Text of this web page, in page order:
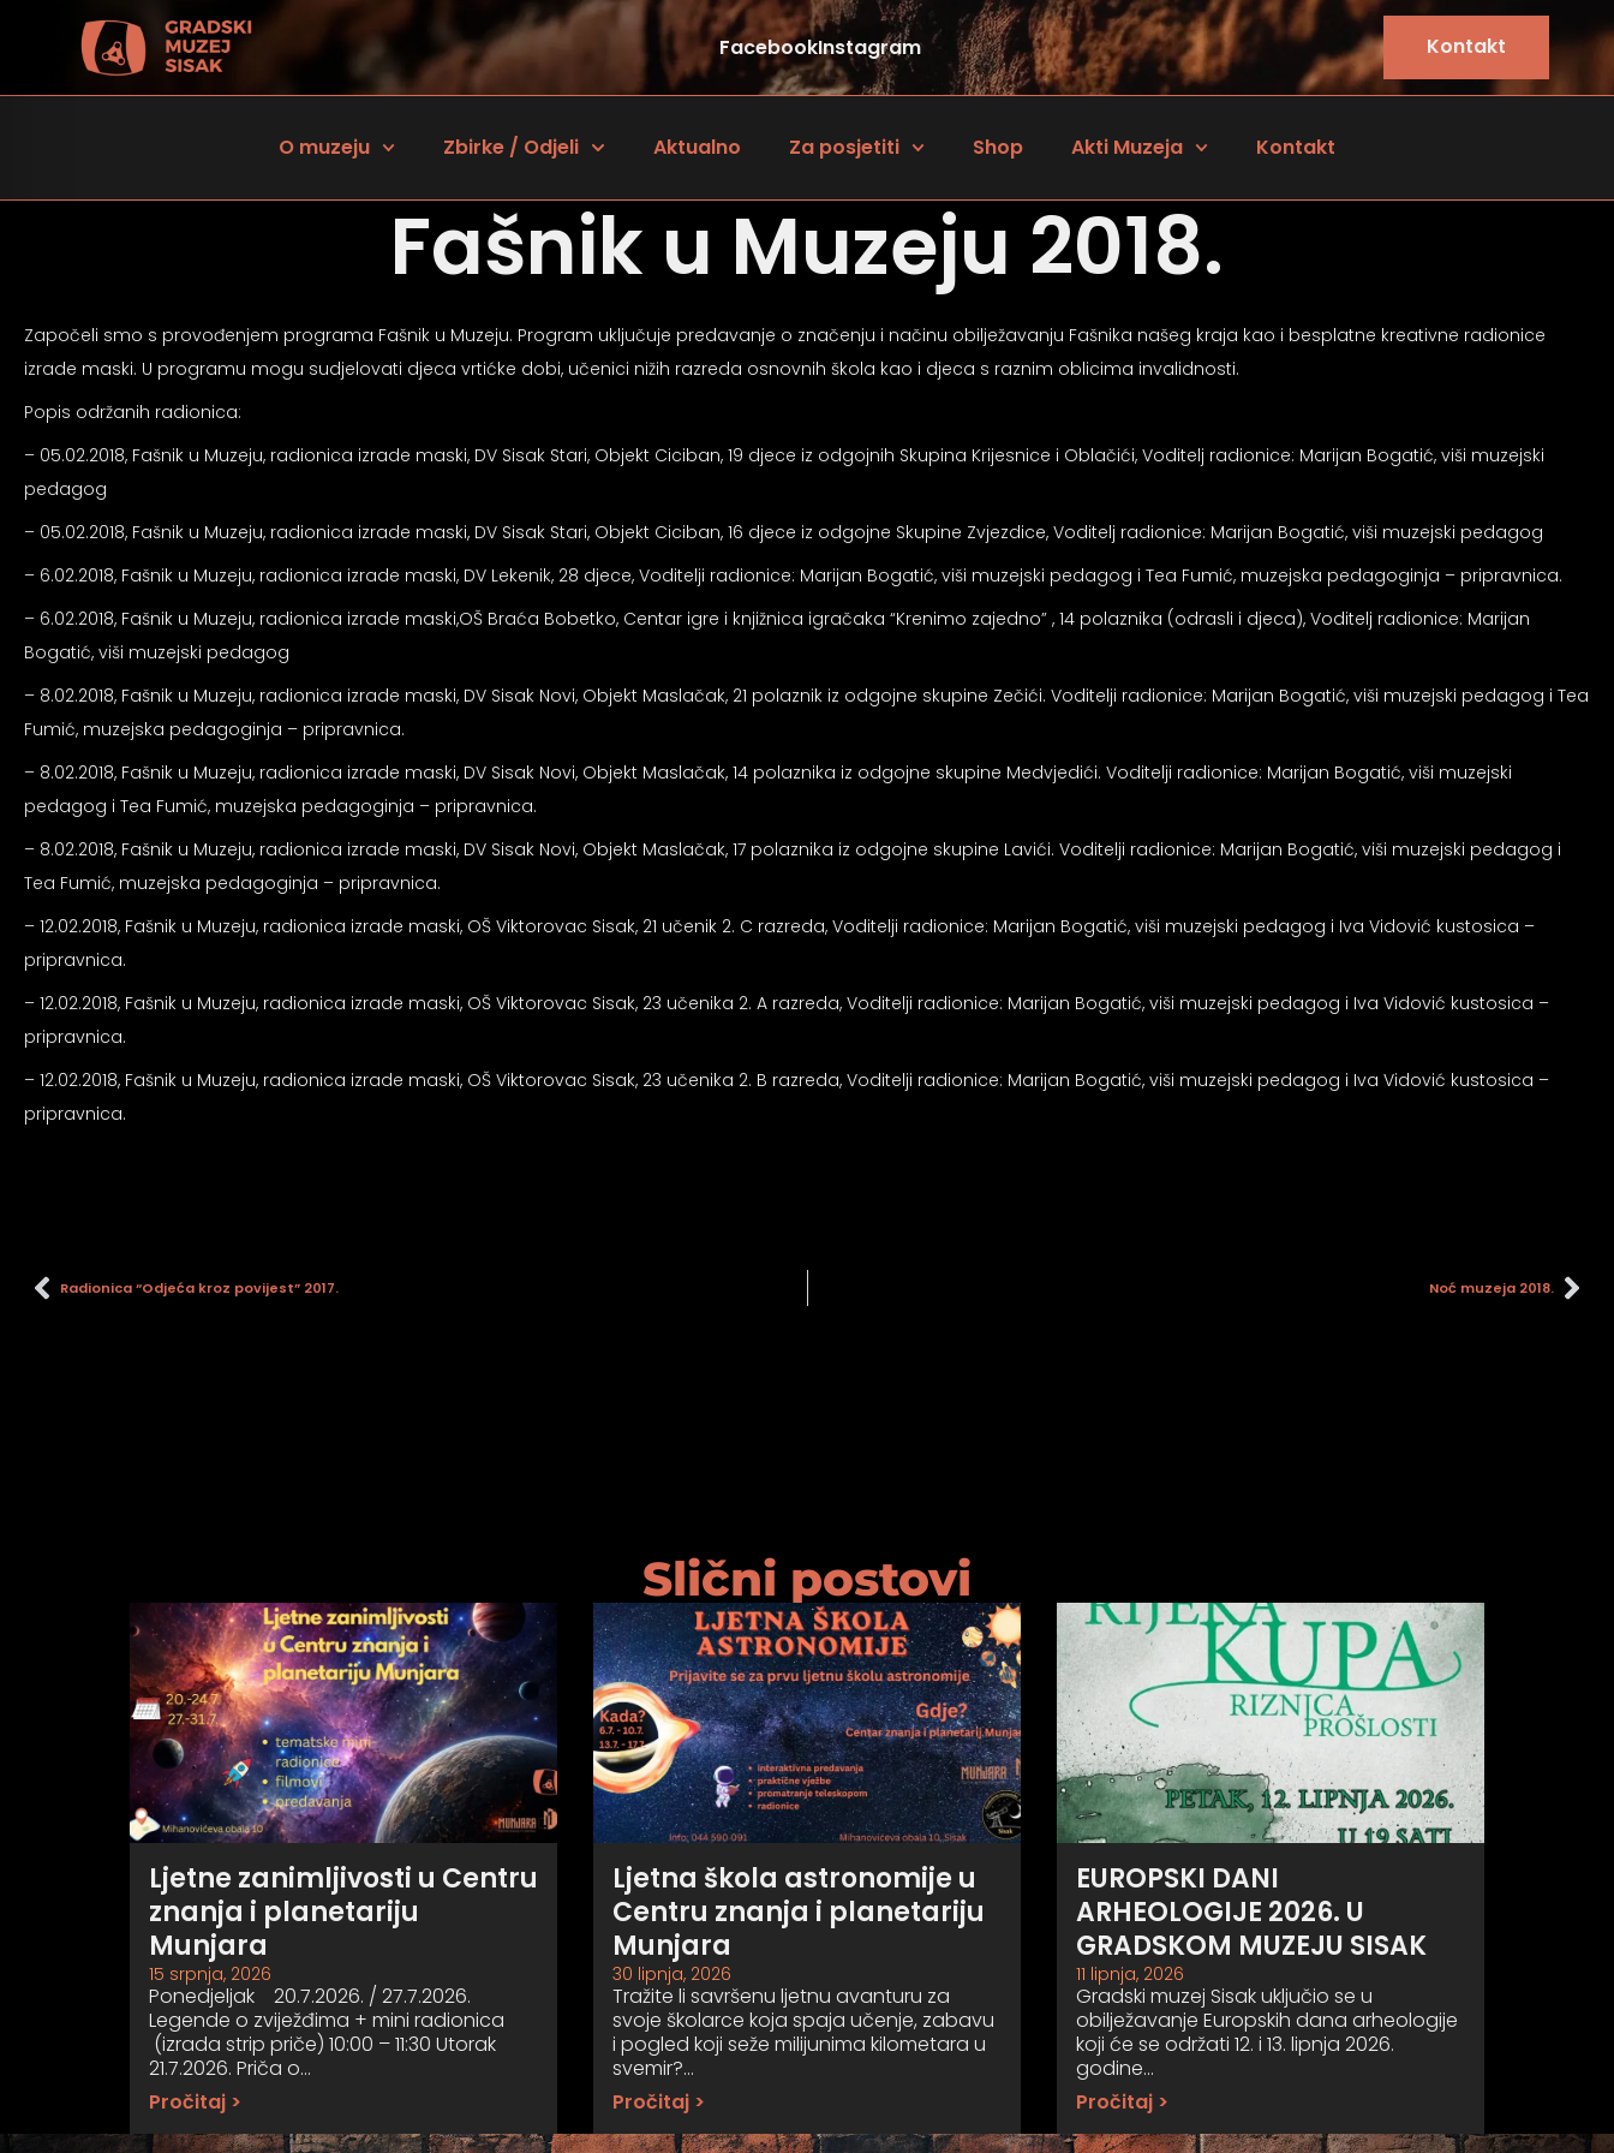
FacebookInstagram Kontakt
O muzeju Zbirke / Odjeli Aktualno Za posjetiti Shop Akti Muzeja Kontakt
Fašnik u Muzeju 2018.
Započeli smo s provođenjem programa Fašnik u Muzeju. Program uključuje predavanje o značenju i načinu obilježavanju Fašnika našeg kraja kao i besplatne kreativne radionice
izrade maski. U programu mogu sudjelovati djeca vrtićke dobi, učenici nižih razreda osnovnih škola kao i djeca s raznim oblicima invalidnosti.
Popis održanih radionica:
– 05.02.2018, Fašnik u Muzeju, radionica izrade maski, DV Sisak Stari, Objekt Ciciban, 19 djece iz odgojnih Skupina Krijesnice i Oblačići, Voditelj radionice: Marijan Bogatić, viši muzejski
pedagog
– 05.02.2018, Fašnik u Muzeju, radionica izrade maski, DV Sisak Stari, Objekt Ciciban, 16 djece iz odgojne Skupine Zvjezdice, Voditelj radionice: Marijan Bogatić, viši muzejski pedagog
– 6.02.2018, Fašnik u Muzeju, radionica izrade maski, DV Lekenik, 28 djece, Voditelji radionice: Marijan Bogatić, viši muzejski pedagog i Tea Fumić, muzejska pedagoginja – pripravnica.
– 6.02.2018, Fašnik u Muzeju, radionica izrade maski,OŠ Braća Bobetko, Centar igre i knjižnica igračaka “Krenimo zajedno” , 14 polaznika (odrasli i djeca), Voditelj radionice: Marijan
Bogatić, viši muzejski pedagog
– 8.02.2018, Fašnik u Muzeju, radionica izrade maski, DV Sisak Novi, Objekt Maslačak, 21 polaznik iz odgojne skupine Zečići. Voditelji radionice: Marijan Bogatić, viši muzejski pedagog i Tea
Fumić, muzejska pedagoginja – pripravnica.
– 8.02.2018, Fašnik u Muzeju, radionica izrade maski, DV Sisak Novi, Objekt Maslačak, 14 polaznika iz odgojne skupine Medvjedići. Voditelji radionice: Marijan Bogatić, viši muzejski
pedagog i Tea Fumić, muzejska pedagoginja – pripravnica.
– 8.02.2018, Fašnik u Muzeju, radionica izrade maski, DV Sisak Novi, Objekt Maslačak, 17 polaznika iz odgojne skupine Lavići. Voditelji radionice: Marijan Bogatić, viši muzejski pedagog i
Tea Fumić, muzejska pedagoginja – pripravnica.
– 12.02.2018, Fašnik u Muzeju, radionica izrade maski, OŠ Viktorovac Sisak, 21 učenik 2. C razreda, Voditelji radionice: Marijan Bogatić, viši muzejski pedagog i Iva Vidović kustosica –
pripravnica.
– 12.02.2018, Fašnik u Muzeju, radionica izrade maski, OŠ Viktorovac Sisak, 23 učenika 2. A razreda, Voditelji radionice: Marijan Bogatić, viši muzejski pedagog i Iva Vidović kustosica –
pripravnica.
– 12.02.2018, Fašnik u Muzeju, radionica izrade maski, OŠ Viktorovac Sisak, 23 učenika 2. B razreda, Voditelji radionice: Marijan Bogatić, viši muzejski pedagog i Iva Vidović kustosica –
pripravnica.
Radionica “Odjeća kroz povijest” 2017. Noć muzeja 2018.
Slični postovi
Ljetne zanimljivosti u Centru
znanja i planetariju
Munjara
15 srpnja, 2026
Ponedjeljak 20.7.2026. / 27.7.2026.
Legende o zviježđima + mini radionica
(izrada strip priče) 10:00 – 11:30 Utorak
21.7.2026. Priča o…
Pročitaj >
Ljetna škola astronomije u
Centru znanja i planetariju
Munjara
30 lipnja, 2026
Tražite li savršenu ljetnu avanturu za
svoje školarce koja spaja učenje, zabavu
i pogled koji seže milijunima kilometara u
svemir?…
Pročitaj >
EUROPSKI DANI
ARHEOLOGIJE 2026. U
GRADSKOM MUZEJU SISAK
11 lipnja, 2026
Gradski muzej Sisak uključio se u
obilježavanje Europskih dana arheologije
koji će se održati 12. i 13. lipnja 2026.
godine…
Pročitaj >
za osobe sa oštećenjem vida
profil za epilepsiju
prijateljski režim
za slijepe
režim za epilepsiju